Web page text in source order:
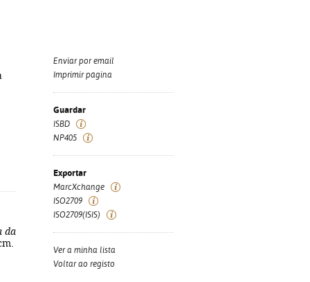
da
Enviar por email
Imprimir página
Guardar
ISBD
NP405
Exportar
MarcXchange
ISO2709
ISO2709(ISIS)
Ver a minha lista
Voltar ao registo